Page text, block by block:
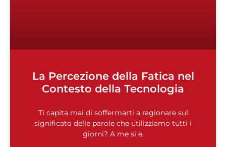
La Percezione della Fatica nel
Contesto della Tecnologia
Ti capita mai di soffermarti a ragionare sul
significato delle parole che utilizziamo tutti i
giorni? A me si e,